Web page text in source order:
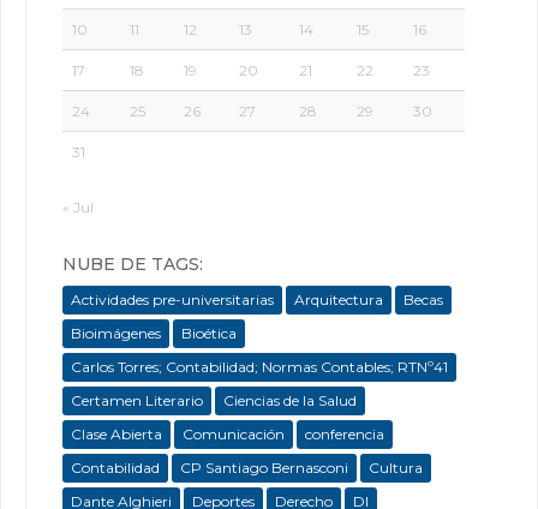
10 11 12 13 14 15 16
17 18 19 20 21 22 23
24 25 26 27 28 29 30
31
« Jul
NUBE DE TAGS:
Actividades pre-universitarias Arquitectura
Becas
Bioimágenes
Bioética
Carlos Torres; Contabilidad; Normas Contables; RTNº41
Certamen Literario
Ciencias de la Salud
Clase Abierta
Comunicación
conferencia
Contabilidad
CP Santiago Bernasconi
Cultura
Dante Alghieri
Deportes Derecho
DI